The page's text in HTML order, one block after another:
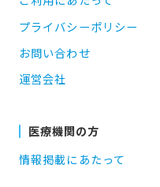
プライバシーポリシー
お問い合わせ
運営会社
医療機関の方
情報掲載にあたって